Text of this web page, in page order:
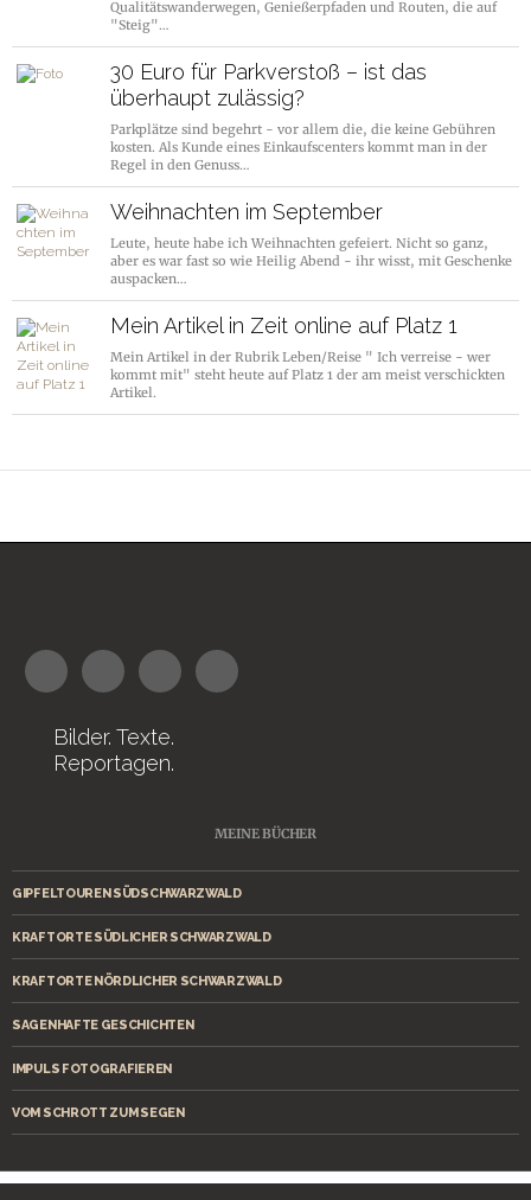
Qualitätswanderwegen, Genießerpfaden und Routen, die auf
"Steig"…
30 Euro für Parkverstoß – ist das
überhaupt zulässig?
Parkplätze sind begehrt - vor allem die, die keine Gebühren
kosten. Als Kunde eines Einkaufscenters kommt man in der
Regel in den Genuss…
Weihnachten im September
Leute, heute habe ich Weihnachten gefeiert. Nicht so ganz,
aber es war fast so wie Heilig Abend - ihr wisst, mit Geschenke
auspacken…
Mein Artikel in Zeit online auf Platz 1
Mein Artikel in der Rubrik Leben/Reise " Ich verreise - wer
kommt mit" steht heute auf Platz 1 der am meist verschickten
Artikel.
Bilder. Texte.
Reportagen.
MEINE BÜCHER
GIPFELTOUREN SÜDSCHWARZWALD
KRAFTORTE SÜDLICHER SCHWARZWALD
KRAFTORTE NÖRDLICHER SCHWARZWALD
SAGENHAFTE GESCHICHTEN
IMPULS FOTOGRAFIEREN
VOM SCHROTT ZUM SEGEN